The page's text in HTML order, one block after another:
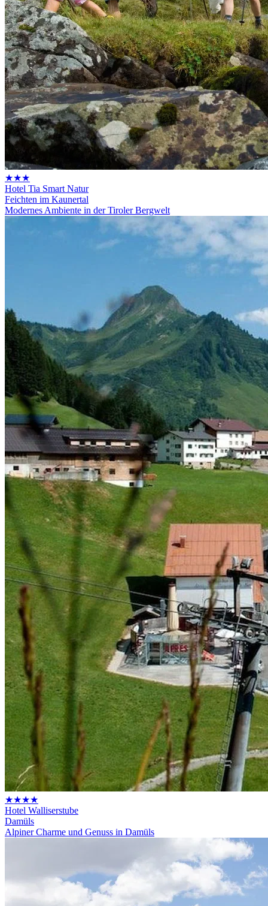
★★★
Hotel Tia Smart Natur
Feichten im Kaunertal
Modernes Ambiente in der Tiroler Bergwelt
★★★★
Hotel Walliserstube
Damüls
Alpiner Charme und Genuss in Damüls